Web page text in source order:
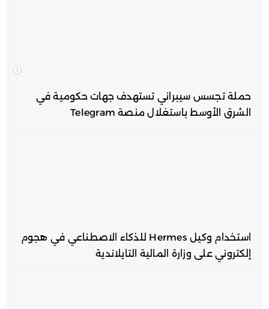
حملة تجسس سيبراني تستهدف جهات حكومية في
الشرق الأوسط باستغلال منصة Telegram
استخدام وكيل Hermes للذكاء الاصطناعي في هجوم
إلكتروني على وزارة المالية التايلاندية